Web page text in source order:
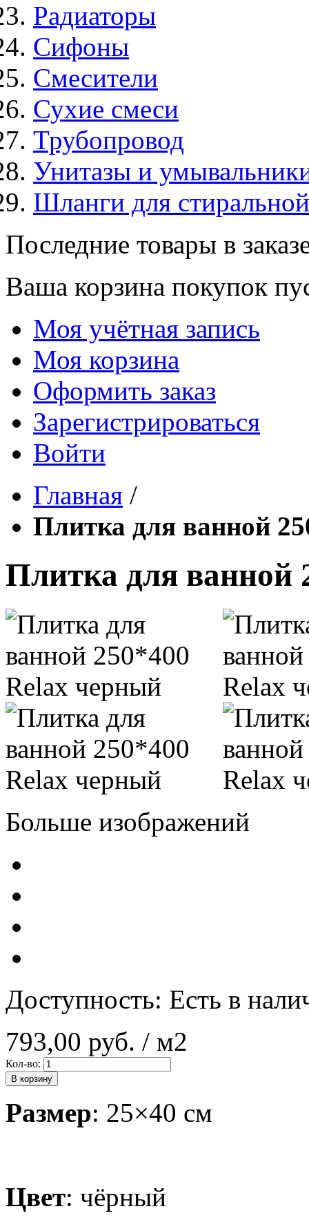
Радиаторы
Сифоны
Смесители
Сухие смеси
Трубопровод
Унитазы и
Шланги для
Последние товары в
Ваша корзина покупок
Моя учётная запись
Моя корзина
Оформить заказ
Зарегистрироваться
Войти
Главная /
Плитка для ванной
Плитка для ванной
Больше изображений
Доступность: Есть в
793,00 руб. / м2
Кол-во:
В корзину
Размер: 25×40 см
Цвет: чёрный